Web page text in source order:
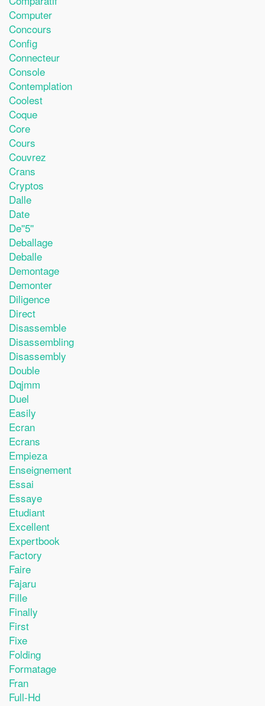
Computer
Concours
Config
Connecteur
Console
Contemplation
Coolest
Coque
Core
Cours
Couvrez
Crans
Cryptos
Dalle
Date
De''5''
Deballage
Deballe
Demontage
Demonter
Diligence
Direct
Disassemble
Disassembling
Disassembly
Double
Dqjmm
Duel
Easily
Ecran
Ecrans
Empieza
Enseignement
Essai
Essaye
Etudiant
Excellent
Expertbook
Factory
Faire
Fajaru
Fille
Finally
First
Fixe
Folding
Formatage
Fran
Full-Hd